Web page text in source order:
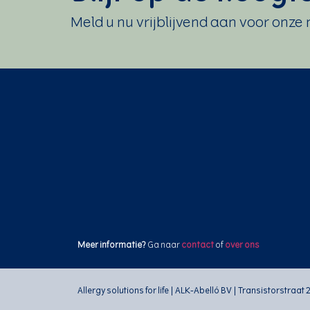
Meld u nu vrijblijvend aan voor onze
Meer informatie? Ga naar contact of over ons
Allergy solutions for life | ALK-Abelló BV | Transistorstraat